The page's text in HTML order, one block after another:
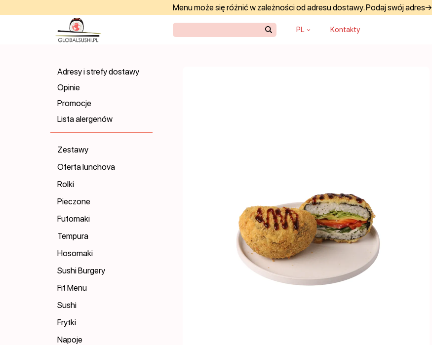
Menu może się różnić w zależności od adresu dostawy. Podaj swój adres→
PL Kontakty
Adresy i strefy dostawy
Opinie
Promocje
Lista alergenów
Zestawy
Oferta lunchova
Rolki
Pieczone
Futomaki
Tempura
Hosomaki
Sushi Burgery
Fit Menu
Sushi
Frytki
Napoje